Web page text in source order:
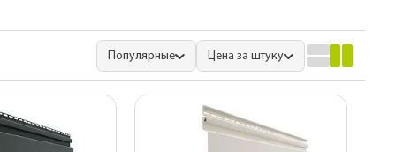
кровли
Популярные Цена за штуку